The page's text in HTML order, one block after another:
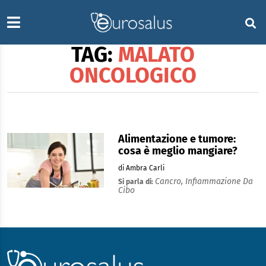
TAG: MALATO
ONCOLOGICO
Alimentazione e tumore:
cosa è meglio mangiare?
di Ambra Carli
Si parla di: Cancro, Infiammazione Da
Cibo